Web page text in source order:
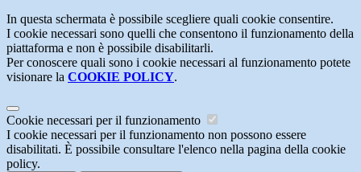
In questa schermata è possibile scegliere quali cookie consentire.
I cookie necessari sono quelli che consentono il funzionamento della
piattaforma e non è possibile disabilitarli.
Per conoscere quali sono i cookie necessari al funzionamento potete
visionare la COOKIE POLICY.
Cookie necessari per il funzionamento
I cookie necessari per il funzionamento non possono essere
disabilitati. È possibile consultare l'elenco nella pagina della cookie
policy.